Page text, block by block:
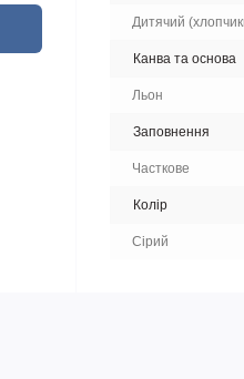
Дитячий
Канва та основа
Льон
Заповнення
Часткове
Колір
Сірий